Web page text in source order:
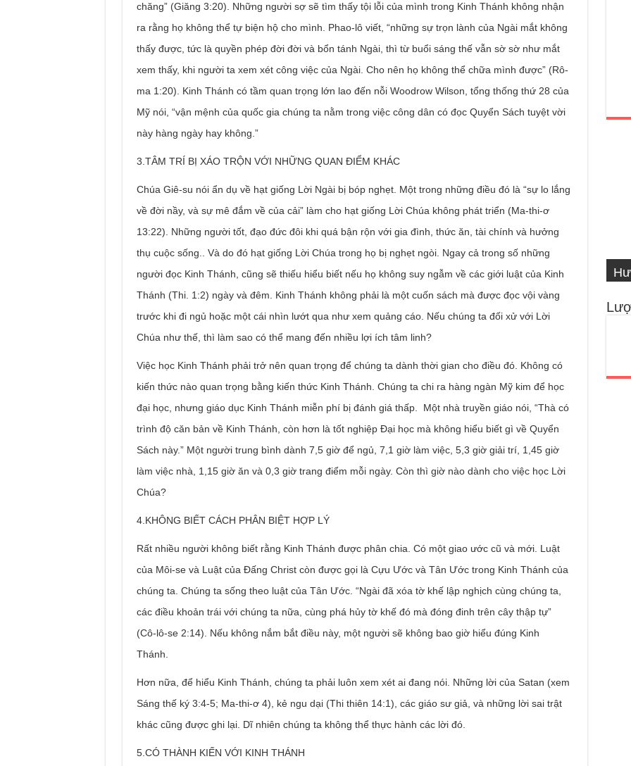
chăng” (Giăng 3:20). Những người sợ sẽ tìm thấy tội lỗi của mình trong Kinh Thánh không nhận
ra rằng họ không thể tự biện hộ cho mình. Phao-lô viết, “những sự trọn lành của Ngài mắt không
thấy được, tức là quyền phép đời đời và bổn tánh Ngài, thì từ buổi sáng thế vẫn sờ sờ như mắt
xem thấy, khi người ta xem xét công việc của Ngài. Cho nên họ không thể chữa mình được” (Rô-
ma 1:20). Kinh Thánh có tầm quan trọng lớn lao đến nỗi Woodrow Wilson, tổng thống thứ 28 của
Mỹ nói, “vận mệnh của quốc gia chúng ta nằm trong việc công dân có đọc Quyển Sách tuyệt vời
này hàng ngày hay không.”
3.TÂM TRÍ BỊ XÁO TRỘN VỚI NHỮNG QUAN ĐIỂM KHÁC
Chúa Giê-su nói ẩn dụ về hạt giống Lời Ngài bị bóp nghẹt. Một trong những điều đó là “sự lo lắng
về đời nầy, và sự mê đắm về của cải” làm cho hạt giống Lời Chúa không phát triển (Ma-thi-ơ
13:22). Những người tốt, đạo đức đôi khi quá bận rộn với gia đình, thức ăn, tài chính và hưởng
thụ cuộc sống.. Và do đó hạt giống Lời Chúa trong họ bị nghẹt ngòi. Ngay cả trong số những
người đọc Kinh Thánh, cũng sẽ thiếu hiểu biết nếu họ không suy ngẫm về các giới luật của Kinh
Thánh (Thi. 1:2) ngày và đêm. Kinh Thánh không phải là một cuốn sách mà được đọc vội vàng
trước khi đi ngủ hoặc một cái nhìn lướt qua như xem quảng cáo. Nếu chúng ta đối xử với Lời
Chúa như thế, thì làm sao có thể mang đến nhiều lợi ích tâm linh?
Việc học Kinh Thánh phải trở nên quan trọng để chúng ta dành thời gian cho điều đó. Không có
kiến ​​thức nào quan trọng bằng kiến ​​thức Kinh Thánh. Chúng ta chi ra hàng ngàn Mỹ kim để học
đại học, nhưng giáo dục Kinh Thánh miễn phí bị đánh giá thấp. Một nhà truyền giáo nói, “Thà có
trình độ căn bản về Kinh Thánh, còn hơn là tốt nghiệp Đại học mà không hiểu biết gì về Quyển
Sách này.” Một người trung bình dành 7,5 giờ để ngủ, 7,1 giờ làm việc, 5,3 giờ giải trí, 1,45 giờ
làm việc nhà, 1,15 giờ ăn và 0,3 giờ trang điểm mỗi ngày. Còn thì giờ nào dành cho việc học Lời
Chúa?
4.KHÔNG BIẾT CÁCH PHÂN BIỆT HỢP LÝ
Rất nhiều người không biết rằng Kinh Thánh được phân chia. Có một giao ước cũ và mới. Luật
của Môi-se và Luật của Đấng Christ còn được gọi là Cựu Ước và Tân Ước trong Kinh Thánh của
chúng ta. Chúng ta sống theo luật của Tân Ước. “Ngài đã xóa tờ khế lập nghịch cùng chúng ta,
các điều khoản trái với chúng ta nữa, cùng phá hủy tờ khế đó mà đóng đinh trên cây thập tự”
(Cô-lô-se 2:14). Nếu không nắm bắt điều này, một người sẽ không bao giờ hiểu đúng Kinh
Thánh.
Hơn nữa, để hiểu Kinh Thánh, chúng ta phải luôn xem xét ai đang nói. Những lời của Satan (xem
Sáng thế ký 3:4-5; Ma-thi-ơ 4), kẻ ngu dại (Thi thiên 14:1), các giáo sư giả, và những lời sai trật
khác cũng được ghi lại. Dĩ nhiên chúng ta không thể thực hành các lời đó.
5.CÓ THÀNH KIẾN VỚI KINH THÁNH